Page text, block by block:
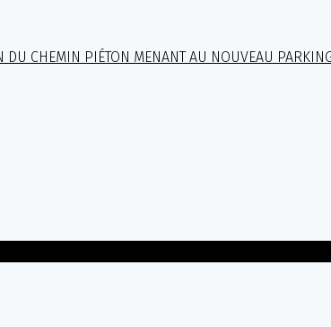
CHEMIN PIÉTON MENANT AU NOUVEAU